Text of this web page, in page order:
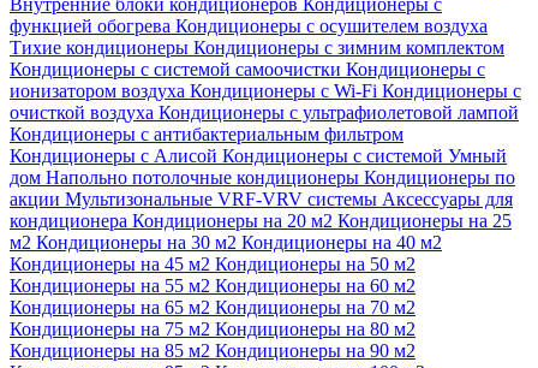
Внутренние блоки кондиционеров Кондиционеры с
функцией обогрева Кондиционеры с осушителем воздуха
Тихие кондиционеры Кондиционеры с зимним комплектом
Кондиционеры с системой самоочистки Кондиционеры с
ионизатором воздуха Кондиционеры с Wi-Fi Кондиционеры с
очисткой воздуха Кондиционеры с ультрафиолетовой лампой
Кондиционеры с антибактериальным фильтром
Кондиционеры с Алисой Кондиционеры с системой Умный
дом Напольно потолочные кондиционеры Кондиционеры по
акции Мультизональные VRF-VRV системы Аксессуары для
кондиционера Кондиционеры на 20 м2 Кондиционеры на 25
м2 Кондиционеры на 30 м2 Кондиционеры на 40 м2
Кондиционеры на 45 м2 Кондиционеры на 50 м2
Кондиционеры на 55 м2 Кондиционеры на 60 м2
Кондиционеры на 65 м2 Кондиционеры на 70 м2
Кондиционеры на 75 м2 Кондиционеры на 80 м2
Кондиционеры на 85 м2 Кондиционеры на 90 м2